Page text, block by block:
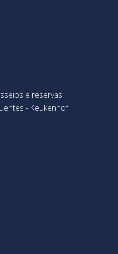
e reservas
- Keukenhof